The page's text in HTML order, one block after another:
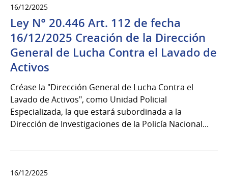
16/12/2025
Ley N° 20.446 Art. 112 de fecha
16/12/2025 Creación de la Dirección
General de Lucha Contra el Lavado de
Activos
Créase la "Dirección General de Lucha Contra el
Lavado de Activos", como Unidad Policial
Especializada, la que estará subordinada a la
Dirección de Investigaciones de la Policía Nacional...
16/12/2025